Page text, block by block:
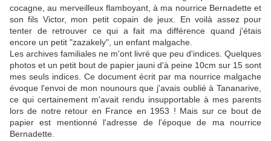
cocagne, au merveilleux flamboyant, à ma nourrice Bernadette et
son fils Victor, mon petit copain de jeux. En voilà assez pour
tenter de retrouver ce qui a fait ma différence quand j'étais
encore un petit "zazakely", un enfant malgache.
Les archives familiales ne m'ont livré que peu d'indices. Quelques
photos et un petit bout de papier jauni d'à peine 10cm sur 15 sont
mes seuls indices. Ce document écrit par ma nourrice malgache
évoque l'envoi de mon nounours que j'avais oublié à Tananarive,
ce qui certainement m'avait rendu insupportable à mes parents
lors de notre retour en France en 1953 ! Mais sur ce bout de
papier est mentionné l'adresse de l'époque de ma nourrice
Bernadette.